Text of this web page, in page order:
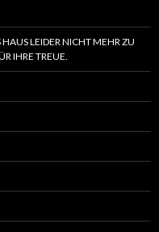
LEIDER NICHT MEHR ZU
IHRE TREUE.